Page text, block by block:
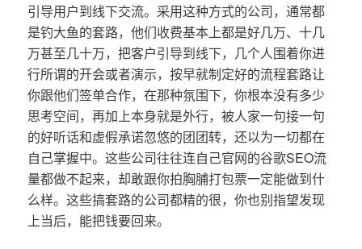
引导用户到线下交流。采用这种方式的公司，通常都
是钓大鱼的套路，他们收费基本上都是好几万、十几
万甚至几十万，把客户引导到线下，几个人围着你进
行所谓的开会或者演示，按早就制定好的流程套路让
你跟他们签单合作，在那种氛围下，你根本没有多少
思考空间，再加上本身就是外行，被人家一句接一句
的好听话和虚假承诺忽悠的团团转，还以为一切都在
自己掌握中。这些公司往往连自己官网的谷歌SEO流
量都做不起来，却敢跟你拍胸脯打包票一定能做到什
么样。这些搞套路的公司都精的很，你也别指望发现
上当后，能把钱要回来。